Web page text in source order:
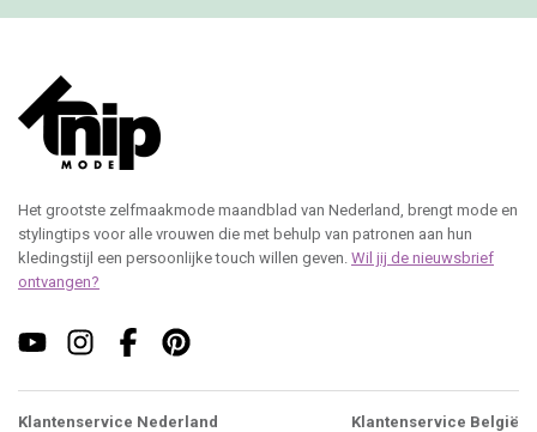
Het grootste zelfmaakmode maandblad van Nederland, brengt mode en
stylingtips voor alle vrouwen die met behulp van patronen aan hun
kledingstijl een persoonlijke touch willen geven. Wil jij de nieuwsbrief
ontvangen?
Klantenservice Nederland
Klantenservice België